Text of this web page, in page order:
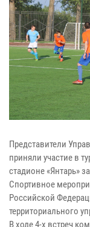
Представители
приняли участие в
стадионе «Янтарь»
Спортивное
Российской
территориального
В ходе 4-х встреч